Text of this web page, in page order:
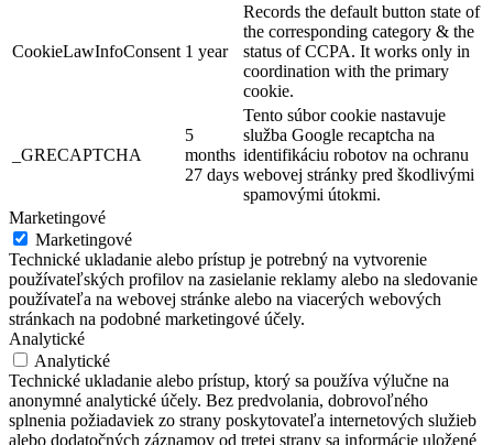
CookieLawInfoConsent 1 year
Records the default button state of
the corresponding category & the
status of CCPA. It works only in
coordination with the primary
cookie.
_GRECAPTCHA
5
months
27 days
Tento súbor cookie nastavuje
služba Google recaptcha na
identifikáciu robotov na ochranu
webovej stránky pred škodlivými
spamovými útokmi.
Marketingové
Marketingové
Technické ukladanie alebo prístup je potrebný na vytvorenie
používateľských profilov na zasielanie reklamy alebo na sledovanie
používateľa na webovej stránke alebo na viacerých webových
stránkach na podobné marketingové účely.
Analytické
Analytické
Technické ukladanie alebo prístup, ktorý sa používa výlučne na
anonymné analytické účely. Bez predvolania, dobrovoľného
splnenia požiadaviek zo strany poskytovateľa internetových služieb
alebo dodatočných záznamov od tretej strany sa informácie uložené